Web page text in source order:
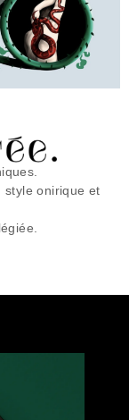
style onirique et